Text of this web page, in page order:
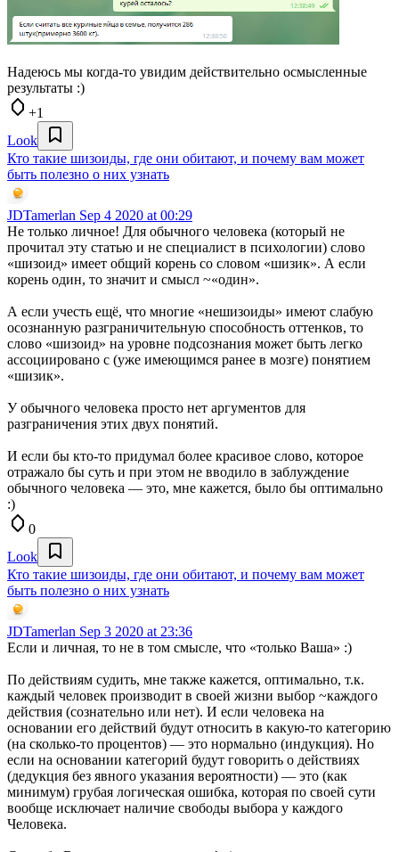
Надеюсь мы когда-то увидим действительно осмысленные
результаты :)
+1
Look
Кто такие шизоиды, где они обитают, и почему вам может
быть полезно о них узнать
JDTamerlan Sep 4 2020 at 00:29
Не только личное! Для обычного человека (который не
прочитал эту статью и не специалист в психологии) слово
«шизоид» имеет общий корень со словом «шизик». А если
корень один, то значит и смысл ~«один».
А если учесть ещё, что многие «нешизоиды» имеют слабую
осознанную разграничительную способность оттенков, то
слово «шизоид» на уровне подсознания может быть легко
ассоциировано с (уже имеющимся ранее в мозге) понятием
«шизик».
У обычного человека просто нет аргументов для
разграничения этих двух понятий.
И если бы кто-то придумал более красивое слово, которое
отражало бы суть и при этом не вводило в заблуждение
обычного человека — это, мне кажется, было бы оптимально
:)
0
Look
Кто такие шизоиды, где они обитают, и почему вам может
быть полезно о них узнать
JDTamerlan Sep 3 2020 at 23:36
Если и личная, то не в том смысле, что «только Ваша» :)
По действиям судить, мне также кажется, оптимально, т.к.
каждый человек производит в своей жизни выбор ~каждого
действия (сознательно или нет). И если человека на
основании его действий будут относить в какую-то категорию
(на сколько-то процентов) — это нормально (индукция). Но
если на основании категорий будут говорить о действиях
(дедукция без явного указания вероятности) — это (как
минимум) грубая логическая ошибка, которая по своей сути
вообще исключает наличие свободы выбора у каждого
Человека.